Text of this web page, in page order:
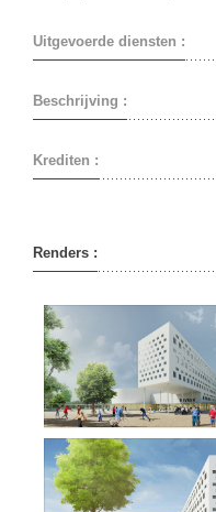
Uitgevoerde diensten :
Beschrijving :
Krediten :
Renders :